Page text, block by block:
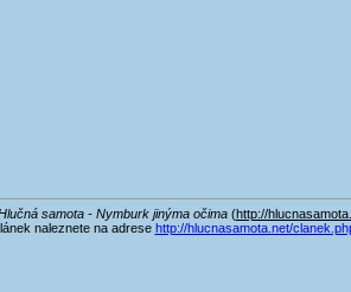
samota - Nymburk jinýma očima(http://
naleznete na adrese http://hlucnasamota.net/